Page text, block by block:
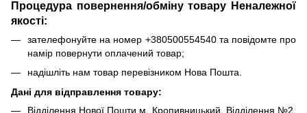
Процедура повернення/обміну товару Неналежної
якості:
зателефонуйте на номер +380500554540 та повідомте про
намір повернути оплачений товар;
надішліть нам товар перевізником Нова Пошта.
Дані для відправлення товару:
Відділення Нової Пошти м. Кропивницький, Відділення №2,